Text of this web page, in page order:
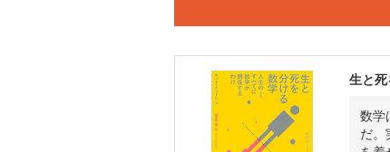
生と
数学
だ。